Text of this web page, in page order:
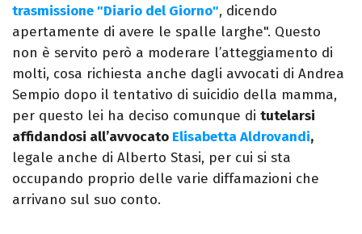
trasmissione "Diario del Giorno", dicendo
apertamente di avere le spalle larghe". Questo
non è servito però a moderare l’atteggiamento di
molti, cosa richiesta anche dagli avvocati di Andrea
Sempio dopo il tentativo di suicidio della mamma,
per questo lei ha deciso comunque di tutelarsi
affidandosi all’avvocato Elisabetta Aldrovandi,
legale anche di Alberto Stasi, per cui si sta
occupando proprio delle varie diffamazioni che
arrivano sul suo conto.